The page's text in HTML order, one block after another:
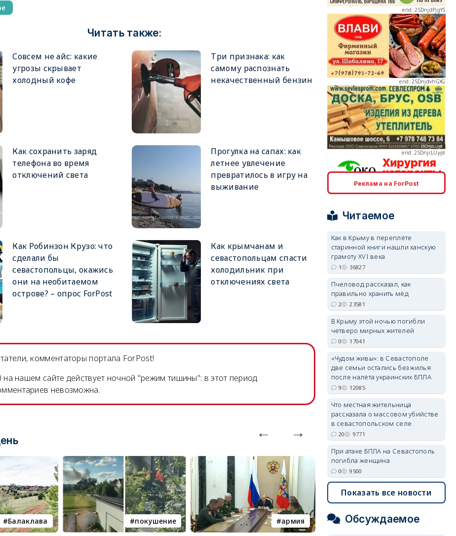
Читать также:
Совсем не айс: какие
угрозы скрывает
холодный кофе
Три признака: как
самому распознать
некачественный бензин
Как сохранить заряд
телефона во время
отключений света
Прогулка на сапах: как
летнее увлечение
превратилось в игру на
выживание
Как Робинзон Крузо: что
сделали бы
севастопольцы, окажись
они на необитаемом
острове? – опрос ForPost
Как крымчанам и
севастопольцам спасти
холодильник при
отключениях света
комментаторы портала ForPost!
на нашем сайте действует ночной "режим тишины": в этот период
невозможна.
Балаклава покушение армия Балаклава
erid: 2SDnjdvhGXG
erid: 2SDnjcLUypt
erid: 2SDnjcrDNw6
erid: 2SDnjdvhGXG
Реклама на ForPost
Читаемое
Как в Крыму в переплёте
старинной книги нашли ханскую
грамоту XVI века
1 36827
Пчеловод рассказал, как
правильно хранить мёд
2 23581
В Крыму этой ночью погибли
четверо мирных жителей
0 17041
«Чудом живы»: в Севастополе
две семьи остались без жилья
после налёта украинских БПЛА
9 12085
Что местная жительница
рассказала о массовом убийстве
в севастопольском селе
20 9771
При атаке БПЛА на Севастополь
погибла женщина
0 9500
Показать все новости
Обсуждаемое